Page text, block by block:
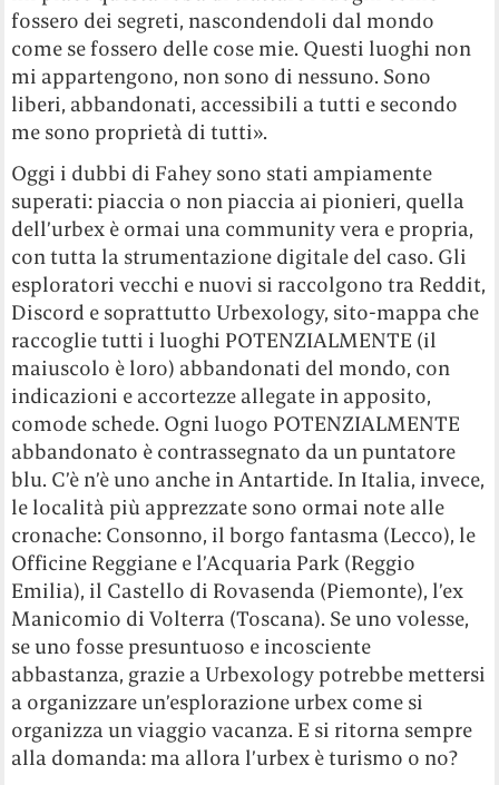
fossero dei segreti, nascondendoli dal mondo
come se fossero delle cose mie. Questi luoghi non
mi appartengono, non sono di nessuno. Sono
liberi, abbandonati, accessibili a tutti e secondo
me sono proprietà di tutti».
Oggi i dubbi di Fahey sono stati ampiamente
superati: piaccia o non piaccia ai pionieri, quella
dell’urbex è ormai una community vera e propria,
con tutta la strumentazione digitale del caso. Gli
esploratori vecchi e nuovi si raccolgono tra Reddit,
Discord e soprattutto Urbexology, sito-mappa che
raccoglie tutti i luoghi POTENZIALMENTE (il
maiuscolo è loro) abbandonati del mondo, con
indicazioni e accortezze allegate in apposito,
comode schede. Ogni luogo POTENZIALMENTE
abbandonato è contrassegnato da un puntatore
blu. C’è n’è uno anche in Antartide. In Italia, invece,
le località più apprezzate sono ormai note alle
cronache: Consonno, il borgo fantasma (Lecco), le
Officine Reggiane e l’Acquaria Park (Reggio
Emilia), il Castello di Rovasenda (Piemonte), l’ex
Manicomio di Volterra (Toscana). Se uno volesse,
se uno fosse presuntuoso e incosciente
abbastanza, grazie a Urbexology potrebbe mettersi
a organizzare un’esplorazione urbex come si
organizza un viaggio vacanza. E si ritorna sempre
alla domanda: ma allora l’urbex è turismo o no?